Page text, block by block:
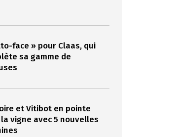
face » pour Claas, qui
sa gamme de
et Vitibot en pointe
vigne avec 5 nouvelles